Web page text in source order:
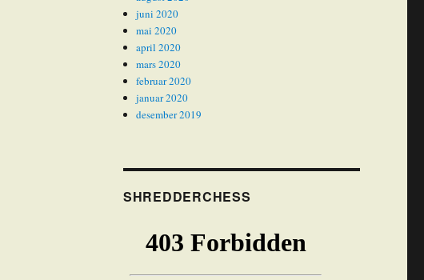
juni 2020
mai 2020
april 2020
mars 2020
februar 2020
januar 2020
desember 2019
SHREDDERCHESS